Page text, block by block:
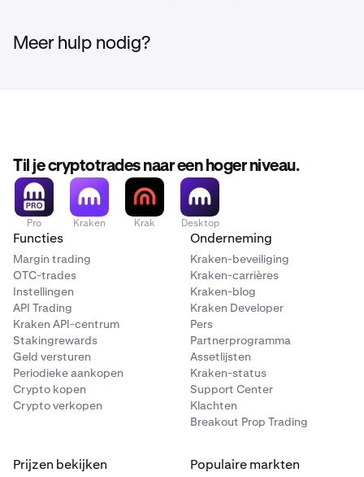
Meer hulp nodig?
Til je cryptotrades naar een hoger niveau.
Pro Kraken Krak Desktop
Functies
Margin trading
OTC-trades
Instellingen
API Trading
Kraken API-centrum
Stakingrewards
Geld versturen
Periodieke aankopen
Crypto kopen
Crypto verkopen
Onderneming
Kraken-beveiliging
Kraken-carrières
Kraken-blog
Kraken Developer
Pers
Partnerprogramma
Assetlijsten
Kraken-status
Support Center
Klachten
Breakout Prop Trading
Prijzen bekijken Populaire markten